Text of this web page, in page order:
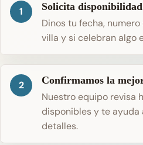
1 Solicita
Dinos tu fecha,
villa y si celebran algo
2 Confirmamos la
Nuestro equipo revisa
disponibles y te ayuda
detalles.